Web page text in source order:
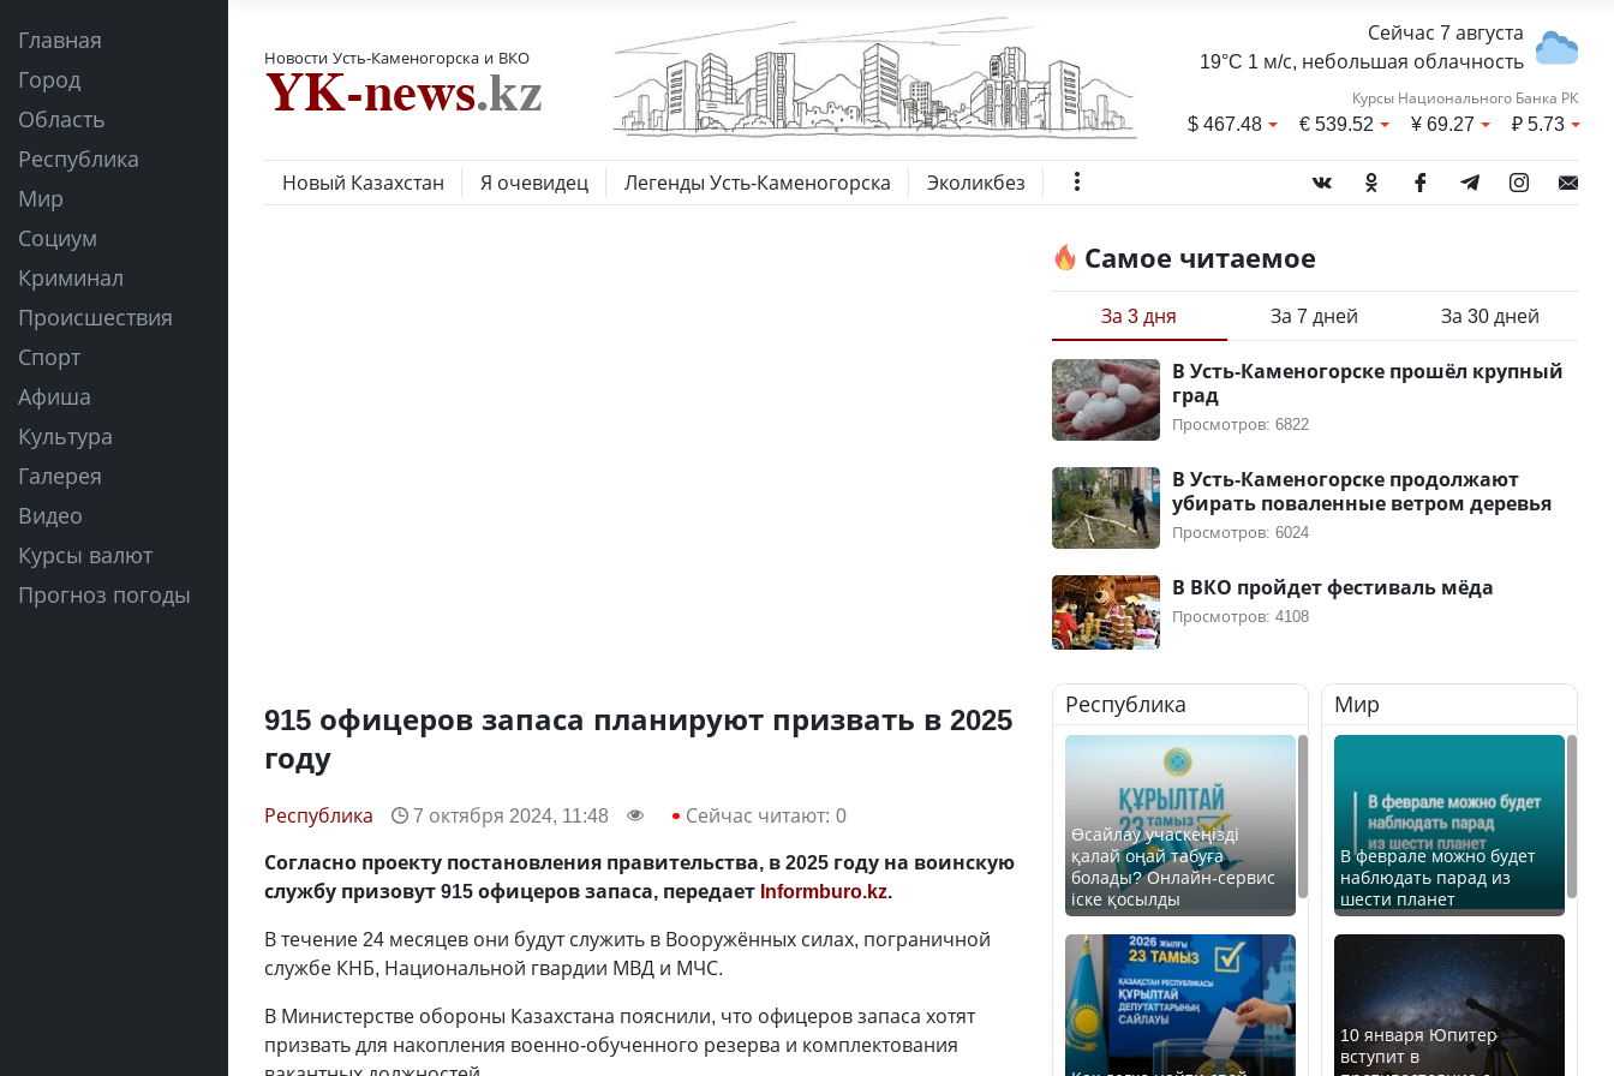
Главная
Город
Область
Республика
Мир
Социум
Криминал
Происшествия
Спорт
Афиша
Культура
Галерея
Видео
Курсы валют
Прогноз погоды
Новости Усть-Каменогорска и ВКО
Сейчас 7 августа
19°C 1 м/с, небольшая облачность
Курсы Национального Банка РК
$467.48 €539.52 ¥69.27 ₽5.73
Новый Казахстан Я очевидец Легенды Усть-Каменогорска Эколикбез
915 офицеров запаса планируют призвать в 2025
году
Республика 7 октября 2024, 11:48 Сейчас читают: 0
Согласно проекту постановления правительства, в 2025 году на воинскую
службу призовут 915 офицеров запаса, передает Informburo.kz.
В течение 24 месяцев они будут служить в Вооружённых силах, пограничной
службе КНБ, Национальной гвардии МВД и МЧС.
В Министерстве обороны Казахстана пояснили, что офицеров запаса хотят
призвать для накопления военно-обученного резерва и комплектования
Самое читаемое
За 3 дня За 7 дней За 30 дней
В Усть-Каменогорске прошёл крупный
град
Просмотров: 6822
В Усть-Каменогорске продолжают
убирать поваленные ветром деревья
Просмотров: 6024
В ВКО пройдет фестиваль мёда
Просмотров: 4108
Республика
Өсайлау учаскеңізді
қалай оңай табуға
болады? Онлайн-сервис
іске қосылды
Мир
В феврале можно будет
наблюдать парад из
шести планет
10 января Юпитер
вступит в